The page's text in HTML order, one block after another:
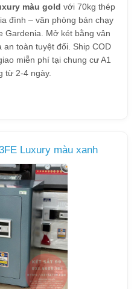
màu gold với 70kg thép
đình – văn phòng bán chạy
Gardenia. Mở két bằng vân
toàn tuyệt đối. Ship COD
miễn phí tại chung cư A1
từ 2-4 ngày.
Luxury màu xanh